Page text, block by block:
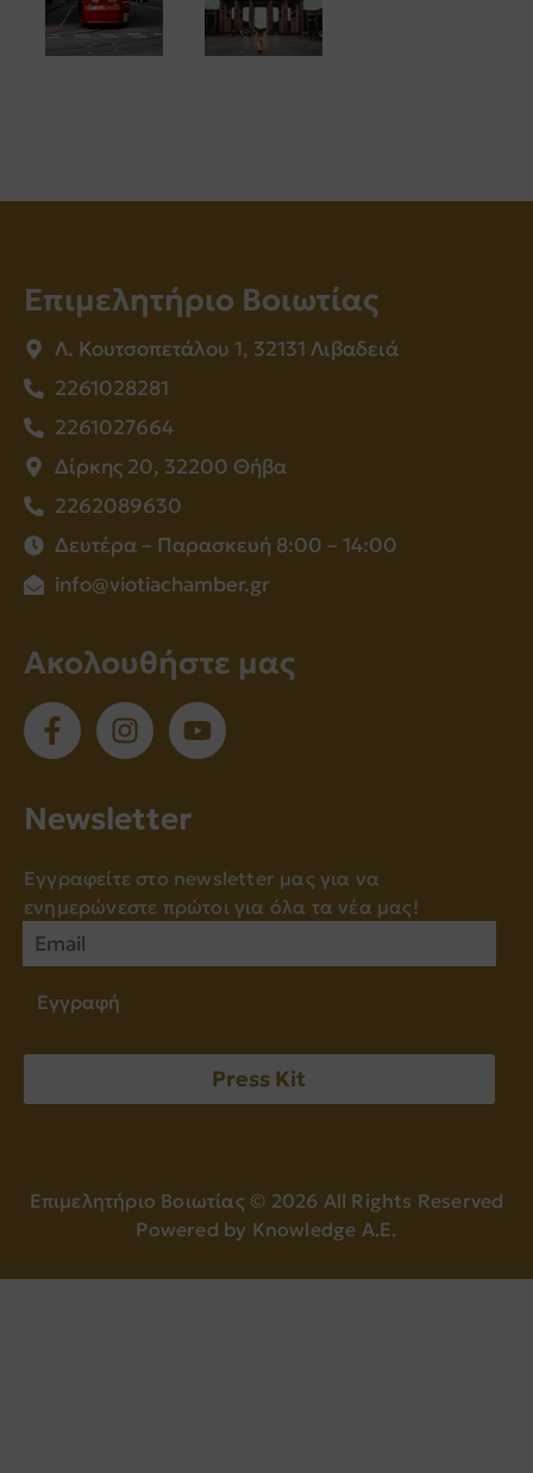
Επιμελητήριο Βοιωτίας
Λ. Κουτσοπετάλου 1, 32131 Λιβαδειά
2261028281
2261027664
Δίρκης 20, 32200 Θήβα
2262089630
Δευτέρα – Παρασκευή 8:00 – 14:00
info@viotiachamber.gr
Ακολουθήστε μας
Νewsletter
Εγγραφείτε στο newsletter μας για να
ενημερώνεστε πρώτοι για όλα τα νέα μας!
Εγγραφή
Press Kit
Επιμελητήριο Βοιωτίας © 2026 All Rights Reserved
Powered by Knowledge A.E.